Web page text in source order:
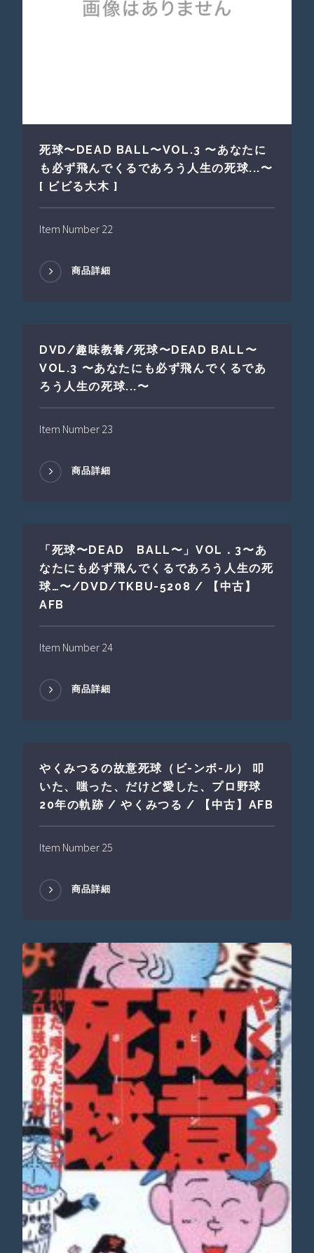
死球〜DEAD BALL〜VOL.3 〜あなたに
も必ず飛んでくるであろう人生の死球...〜
[ ビビる大木 ]
Item Number 22
商品詳細
DVD/趣味教養/死球〜DEAD BALL〜
VOL.3 〜あなたにも必ず飛んでくるであ
ろう人生の死球...〜
Item Number 23
商品詳細
「死球〜DEAD BALL〜」VOL．3〜あ
なたにも必ず飛んでくるであろう人生の死
球…〜/DVD/TKBU-5208 / 【中古】
AFB
Item Number 24
商品詳細
やくみつるの故意死球（ビ-ンボ-ル） 叩
いた、嗤った、だけど愛した、プロ野球
20年の軌跡 / やくみつる / 【中古】AFB
Item Number 25
商品詳細